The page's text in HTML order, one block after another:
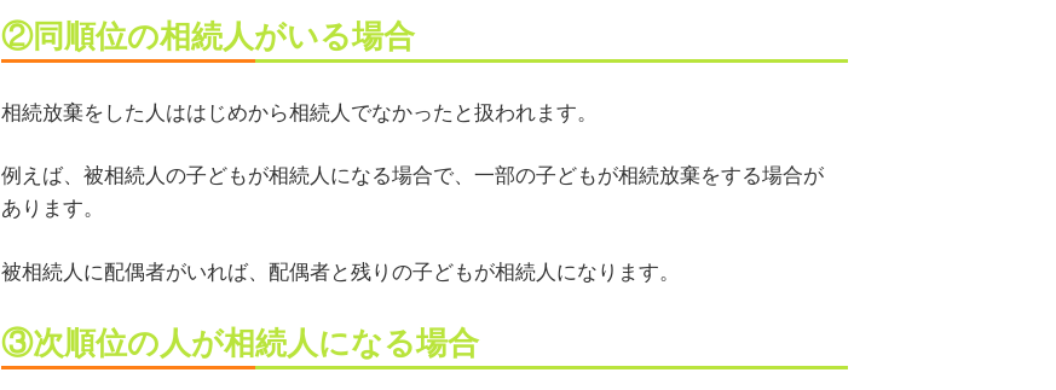
②同順位の相続人がいる場合
相続放棄をした人ははじめから相続人でなかったと扱われます。
例えば、被相続人の子どもが相続人になる場合で、一部の子どもが相続放棄をする場合が
あります。
被相続人に配偶者がいれば、配偶者と残りの子どもが相続人になります。
③次順位の人が相続人になる場合